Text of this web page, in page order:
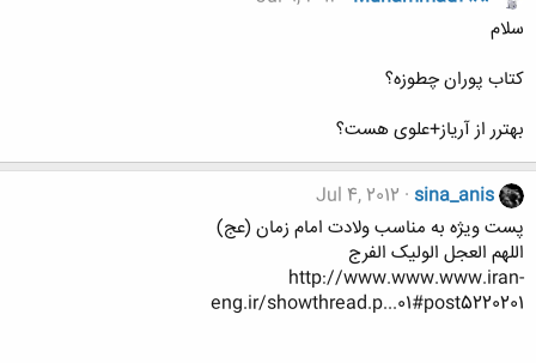
سلام
کتاب پوران چطوزه؟
بهترر از آریاز+علوی هست؟
sina_anis
Jul 4, 2012
پست ویژه به مناسب ولادت امام زمان (عج)
اللهم العجل الولیک الفرج
http://www.www.www.iran-
eng.ir/showthread.p...01#post5220201